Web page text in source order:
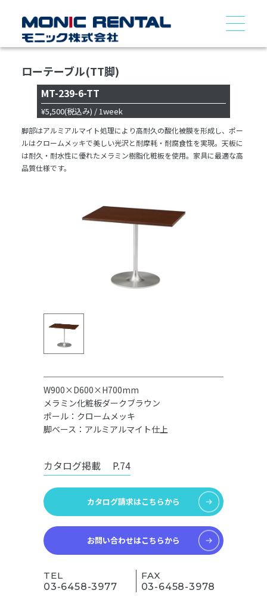
ローテーブル(TT脚)
MT-239-6-TT
¥5,500(税込み) / 1week
脚部はアルミアルマイト処理により高耐久の酸化被膜を形成し、ポー
ルはクロームメッキで美しい光沢と耐摩耗・耐腐食性を実現。天板に
は耐久・耐水性に優れたメラミン樹脂化粧板を使用。家具に最適な高
品質仕様です。
W900×D600×H700mm
メラミン化粧板ダークブラウン
ポール：クロームメッキ
脚ベース：アルミアルマイト仕上
カタログ掲載 P.74
カタログ請求はこちらから
お問い合わせはこちらから
TEL
03-6458-3977
FAX
03-6458-3978